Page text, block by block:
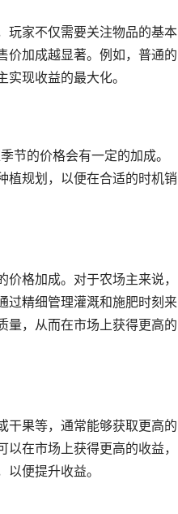
玩家不仅需要关注物品的基本
价加成越显著。例如，普通的
现收益的最大化。
节的价格会有一定的加成。
植规划，以便在合适的时机销
格加成。对于农场主来说，
过精细管理灌溉和施肥时刻来
量，从而在市场上获得更高的
干果等，通常能够获取更高的
在市场上获得更高的收益，
便提升收益。